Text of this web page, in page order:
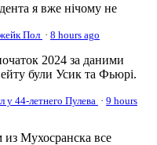
я вже нічому не
Пол · 8 hours ago
2024 за даними
були Усик та Фьюрі.
у 44-летнего Пулева · 9 hours
из Мухосранска все